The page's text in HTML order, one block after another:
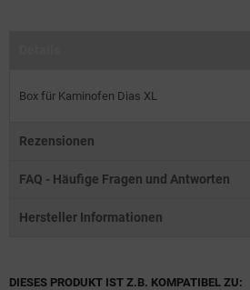
Box für Kaminofen Dias XL
Rezensionen
FAQ - Häufige Fragen und Antworten
Hersteller Informationen
DIESES PRODUKT IST Z.B. KOMPATIBEL ZU: